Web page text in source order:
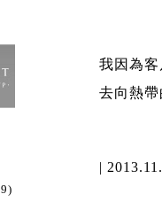
我因為
去向熱帶
|